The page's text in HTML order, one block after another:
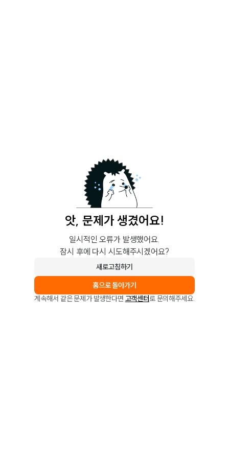
앗, 문제가 생겼어요!
일시적인 오류가 발생했어요.
잠시 후에 다시 시도해주시겠어요?
새로고침하기
홈으로 돌아가기
계속해서 같은 문제가 발생한다면 고객센터로 문의해주세요.